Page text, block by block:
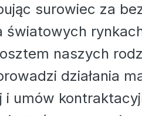
surowiec za
światowych
naszych
działania
i umów